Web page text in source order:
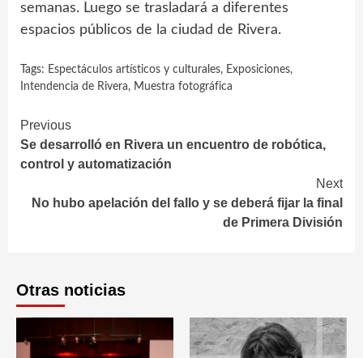
semanas. Luego se trasladará a diferentes
espacios públicos de la ciudad de Rivera.
Tags: Espectáculos artísticos y culturales, Exposiciones,
Intendencia de Rivera, Muestra fotográfica
Continue
Reading
Previous
Se desarrolló en Rivera un encuentro de robótica,
control y automatización
Next
No hubo apelación del fallo y se deberá fijar la final
de Primera División
Otras noticias